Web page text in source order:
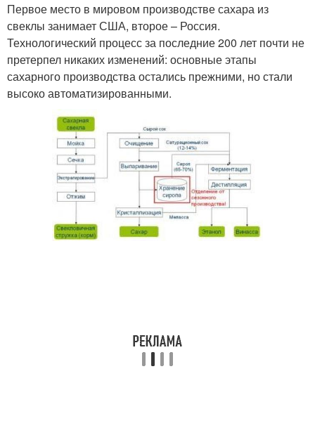
Первое место в мировом производстве сахара из
свеклы занимает США, второе – Россия.
Технологический процесс за последние 200 лет почти не
претерпел никаких изменений: основные этапы
сахарного производства остались прежними, но стали
высоко автоматизированными.